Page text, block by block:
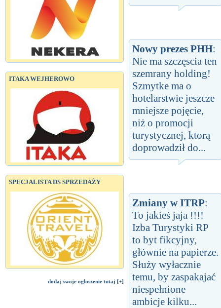
ITAKA WEJHEROWO
SPECJALISTA DS SPRZEDAŻY
dodaj swoje ogłoszenie tutaj [+]
Nowy prezes PHH:
Nie ma szczęscia ten
szemrany holding!
Szmytke ma o
hotelarstwie jeszcze
mniejsze pojęcie,
niż o promocji
turystycznej, ktorą
doprowadził do...
Zmiany w ITRP:
To jakieś jaja !!!!
Izba Turystyki RP
to byt fikcyjny,
głównie na papierze.
Służy wyłacznie
temu, by zaspakajać
niespełnione
ambicje kilku...